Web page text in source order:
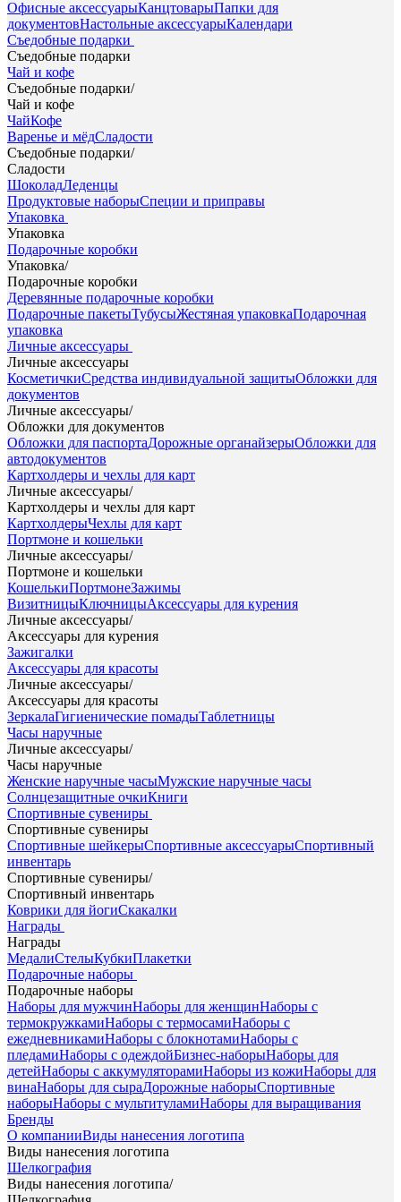
Офисные аксессуарыКанцтоварыПапки для
документовНастольные аксессуарыКалендари
Съедобные подарки
Съедобные подарки
Чай и кофе
Съедобные подарки/
Чай и кофе
ЧайКофе
Варенье и мёдСладости
Съедобные подарки/
Сладости
ШоколадЛеденцы
Продуктовые наборыСпеции и приправы
Упаковка
Упаковка
Подарочные коробки
Упаковка/
Подарочные коробки
Деревянные подарочные коробки
Подарочные пакетыТубусыЖестяная упаковкаПодарочная
упаковка
Личные аксессуары
Личные аксессуары
КосметичкиСредства индивидуальной защитыОбложки для
документов
Личные аксессуары/
Обложки для документов
Обложки для паспортаДорожные органайзерыОбложки для
автодокументов
Картхолдеры и чехлы для карт
Личные аксессуары/
Картхолдеры и чехлы для карт
КартхолдерыЧехлы для карт
Портмоне и кошельки
Личные аксессуары/
Портмоне и кошельки
КошелькиПортмонеЗажимы
ВизитницыКлючницыАксессуары для курения
Личные аксессуары/
Аксессуары для курения
Зажигалки
Аксессуары для красоты
Личные аксессуары/
Аксессуары для красоты
ЗеркалаГигиенические помадыТаблетницы
Часы наручные
Личные аксессуары/
Часы наручные
Женские наручные часыМужские наручные часы
Солнцезащитные очкиКниги
Спортивные сувениры
Спортивные сувениры
Спортивные шейкерыСпортивные аксессуарыСпортивный
инвентарь
Спортивные сувениры/
Спортивный инвентарь
Коврики для йогиСкакалки
Награды
Награды
МедалиСтелыКубкиПлакетки
Подарочные наборы
Подарочные наборы
Наборы для мужчинНаборы для женщинНаборы с
термокружкамиНаборы с термосамиНаборы с
ежедневникамиНаборы с блокнотамиНаборы с
пледамиНаборы с одеждойБизнес-наборыНаборы для
детейНаборы с аккумуляторамиНаборы из кожиНаборы для
винаНаборы для сыраДорожные наборыСпортивные
наборыНаборы с мультитуламиНаборы для выращивания
Бренды
О компанииВиды нанесения логотипа
Виды нанесения логотипа
Шелкография
Виды нанесения логотипа/